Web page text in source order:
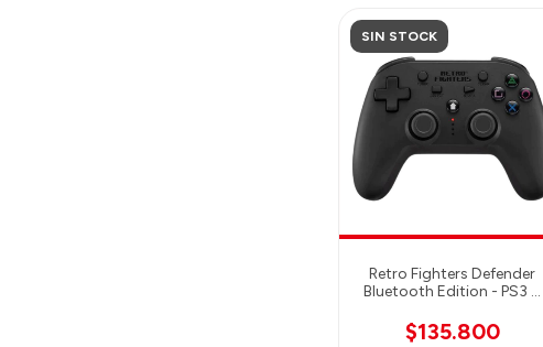
SIN STOCK
Retro Fighters Defender
Bluetooth Edition - PS3 &
$135.800